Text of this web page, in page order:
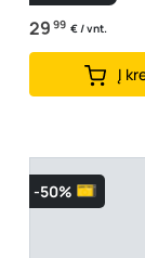
29 99 € / vnt.
Į
-50%